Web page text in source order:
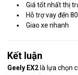
Giá tốt nhất thị
Hỗ trợ vay đến
Giao xe nhanh
Kết luận
Geely EX2 là lựa chọn